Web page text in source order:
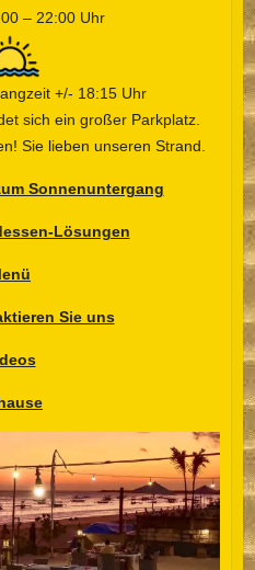
– 22:00 Uhr
+/- 18:15 Uhr
sich ein großer Parkplatz.
Sie lieben unseren Strand.
Sonnenuntergang
Lösungen
Sie uns